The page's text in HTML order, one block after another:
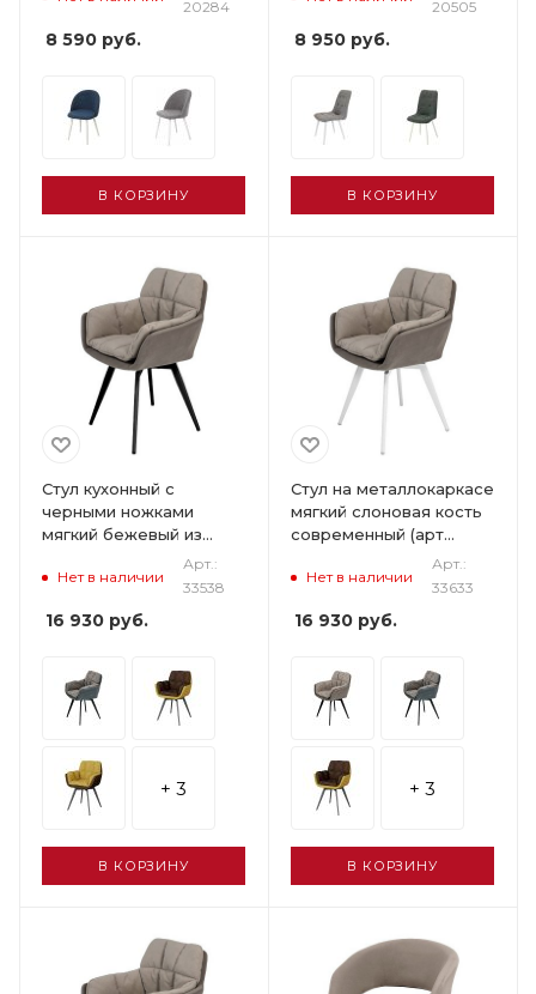
20284
8 590 руб.
В КОРЗИНУ
20505
8 950 руб.
В КОРЗИНУ
Стул кухонный с
черными ножками
мягкий бежевый из
велюра (арт 33538)
Нет в наличии
Арт.:
33538
16 930 руб.
+ 3
В КОРЗИНУ
Стул на металлокаркасе
мягкий слоновая кость
современный (арт
Нет в наличии
Арт.:
33633
16 930 руб.
+ 3
В КОРЗИНУ